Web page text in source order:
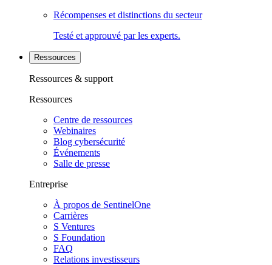
Récompenses et distinctions du secteur
Testé et approuvé par les experts.
Ressources
Ressources & support
Ressources
Centre de ressources
Webinaires
Blog cybersécurité
Événements
Salle de presse
Entreprise
À propos de SentinelOne
Carrières
S Ventures
S Foundation
FAQ
Relations investisseurs